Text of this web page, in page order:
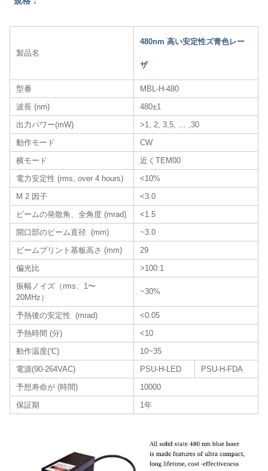
製品名
480nm 高い安定性ズ青色レー
ザ​
型番
MBL-H-480
波長 (nm)
480±1
出力パワー(mW)
>1, 2, 3,5, … ,30
動作モード
CW
横モード
近くTEM00
電力安定性 (rms, over 4 hours)
<10%
M 2 因子
<3.0
ビームの発散角、全角度 (mrad)
<1.5
開口部のビーム直径 (mm)
~3.0
ビームプリント基板高さ (mm)
29
偏光比
>100:1
振幅ノイズ（rms、1〜
20MHz）
~30%
予熱後の安定性 (mrad)
<0.05
予熱時間 (分)
<10
動作温度(℃)
10~35
電源(90-264VAC)
PSU-H-LED
PSU-H-FDA
予想寿命が (時間)
10000
保証期
1年